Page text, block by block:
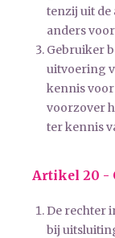
tenzij uit de
anders
Gebruiker
uitvoering
kennis
voorzover
ter kennis
Artikel 20 -
De rechter
bij